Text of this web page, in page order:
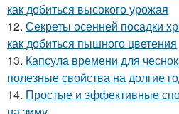
как добиться высокого урожая
12. Секреты осенней посадки
как добиться пышного цветения
13. Капсула времени для
полезные свойства на долгие
14. Простые и эффективные